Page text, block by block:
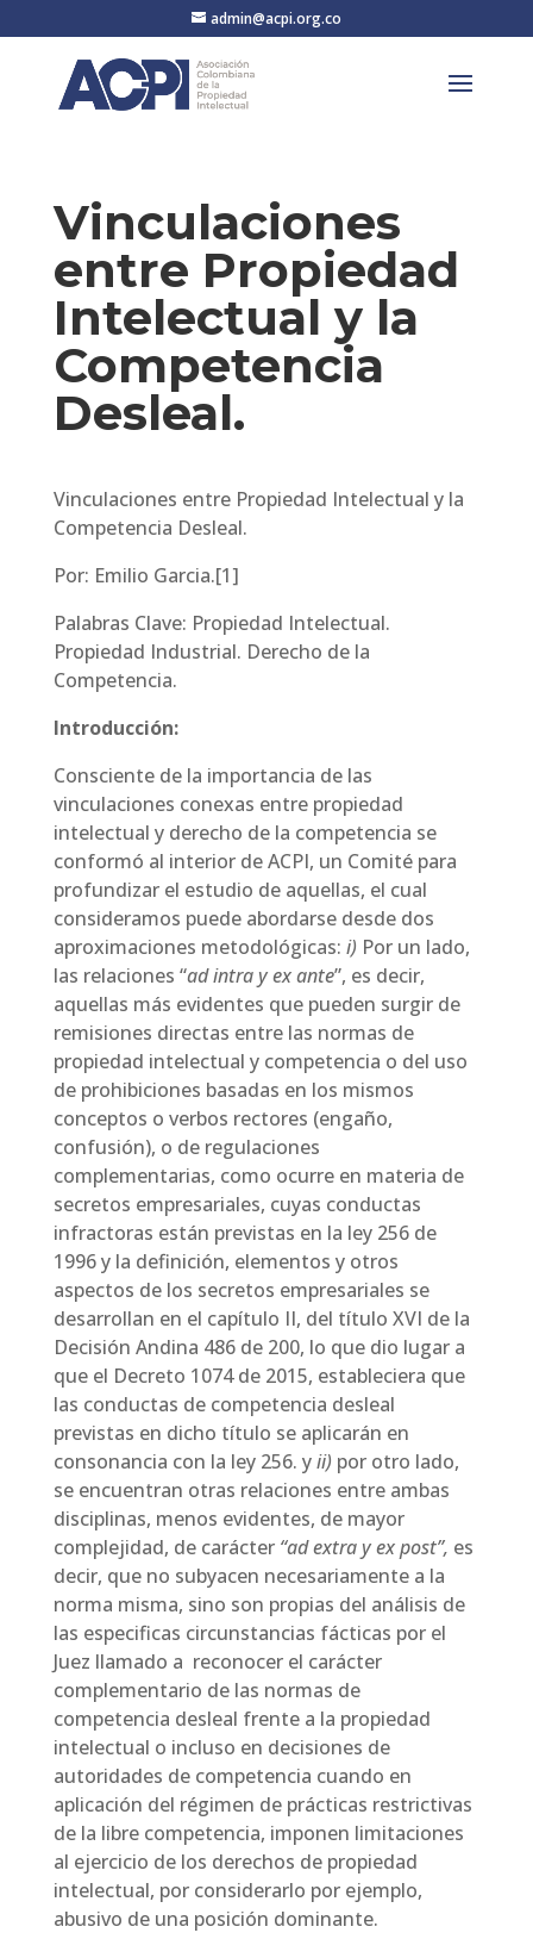
admin@acpi.org.co
Vinculaciones
entre Propiedad
Intelectual y la
Competencia
Desleal.
Vinculaciones entre Propiedad Intelectual y la
Competencia Desleal.
Por: Emilio Garcia.[1]
Palabras Clave: Propiedad Intelectual.
Propiedad Industrial. Derecho de la
Competencia.
Introducción:
Consciente de la importancia de las
vinculaciones conexas entre propiedad
intelectual y derecho de la competencia se
conformó al interior de ACPI, un Comité para
profundizar el estudio de aquellas, el cual
consideramos puede abordarse desde dos
aproximaciones metodológicas: i) Por un lado,
las relaciones “ad intra y ex ante”, es decir,
aquellas más evidentes que pueden surgir de
remisiones directas entre las normas de
propiedad intelectual y competencia o del uso
de prohibiciones basadas en los mismos
conceptos o verbos rectores (engaño,
confusión), o de regulaciones
complementarias, como ocurre en materia de
secretos empresariales, cuyas conductas
infractoras están previstas en la ley 256 de
1996 y la definición, elementos y otros
aspectos de los secretos empresariales se
desarrollan en el capítulo II, del título XVI de la
Decisión Andina 486 de 200, lo que dio lugar a
que el Decreto 1074 de 2015, estableciera que
las conductas de competencia desleal
previstas en dicho título se aplicarán en
consonancia con la ley 256. yii) por otro lado,
se encuentran otras relaciones entre ambas
disciplinas, menos evidentes, de mayor
complejidad, de carácter “ad extra y ex post”, es
decir, que no subyacen necesariamente a la
norma misma, sino son propias del análisis de
las especificas circunstancias fácticas por el
Juez llamado a reconocer el carácter
complementario de las normas de
competencia desleal frente a la propiedad
intelectual o incluso en decisiones de
autoridades de competencia cuando en
aplicación del régimen de prácticas restrictivas
de la libre competencia, imponen limitaciones
al ejercicio de los derechos de propiedad
intelectual, por considerarlo por ejemplo,
abusivo de una posición dominante.